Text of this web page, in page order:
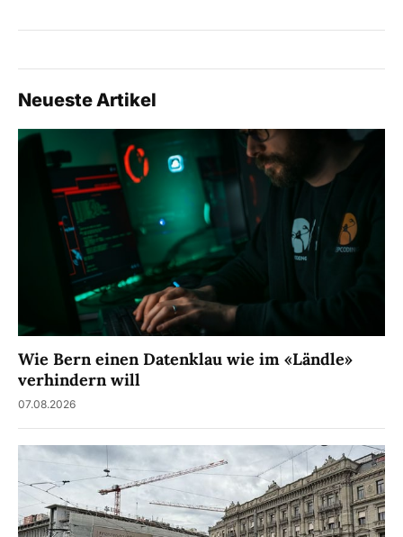
Neueste Artikel
Wie Bern einen Datenklau wie im «Ländle»
verhindern will
07.08.2026